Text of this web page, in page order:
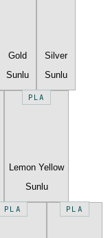
Gold
Sunlu
Silver
Sunlu
PLA
Lemon Yellow
Sunlu
PLA PLA